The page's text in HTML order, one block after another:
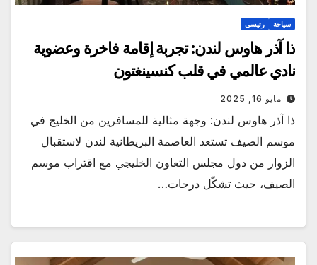
سياحة رئيسي
ذا آذر هاوس لندن: تجربة إقامة فاخرة وعضوية
نادي عالمي في قلب كنسينغتون
مايو 16, 2025
ذا آذر هاوس لندن: وجهة مثالية للمسافرين من الخليج في
موسم الصيف تستعد العاصمة البريطانية لندن لاستقبال
الزوار من دول مجلس التعاون الخليجي مع اقتراب موسم
الصيف، حيث تشكّل درجات…